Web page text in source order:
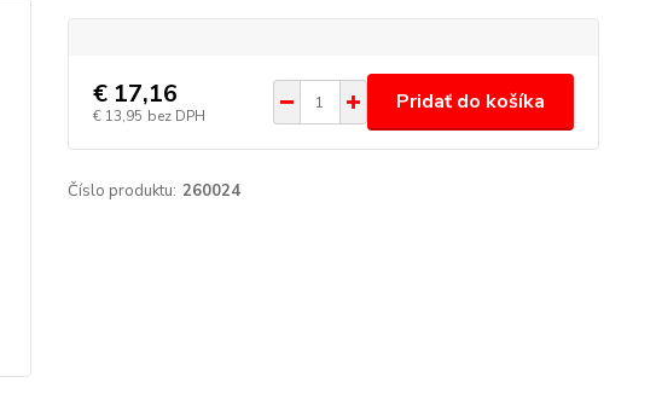
€ 17,16
€ 13,95 bez DPH
Pridať do košíka
Číslo produktu: 260024